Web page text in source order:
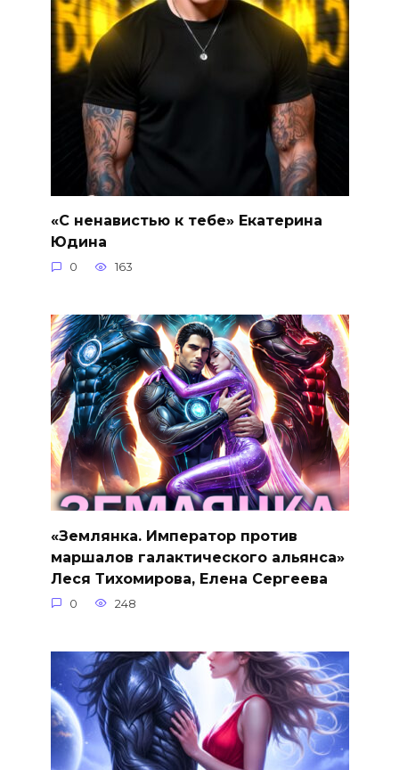
«С ненавистью к тебе» Екатерина
Юдина
0 163
«Землянка. Император против
маршалов галактического альянса»
Леся Тихомирова, Елена Сергеева
0 248